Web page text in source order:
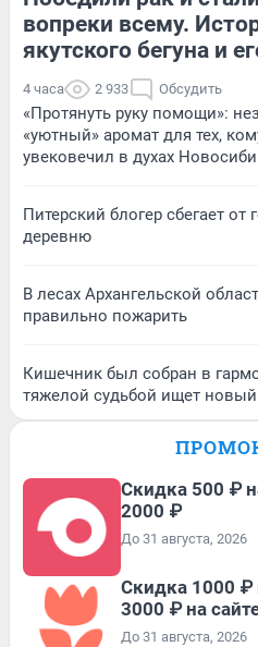
вопреки всему.
якутского бегуна и
4 часа 2 933 Обсудить
«Протянуть руку помощи»:
«уютный» аромат для тех,
увековечил в духах
Питерский блогер сбегает от
деревню
В лесах Архангельской
правильно пожарить
Кишечник был собран в
тяжелой судьбой ищет
Скидка 500 ₽
2000 ₽
До 31 августа, 2026
Скидка 1000 ₽
3000 ₽ на
До 31 августа, 2026